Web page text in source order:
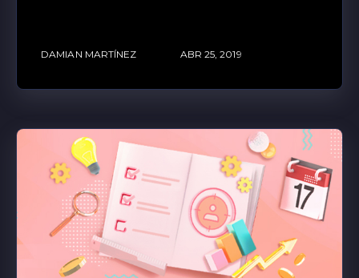
DAMIAN MARTÍNEZ ABR 25, 2019